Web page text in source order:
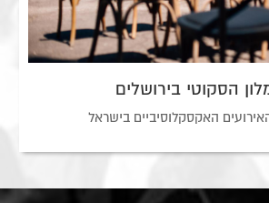
הסקוטי בירושלים
האקסקלוסיביים בישראל